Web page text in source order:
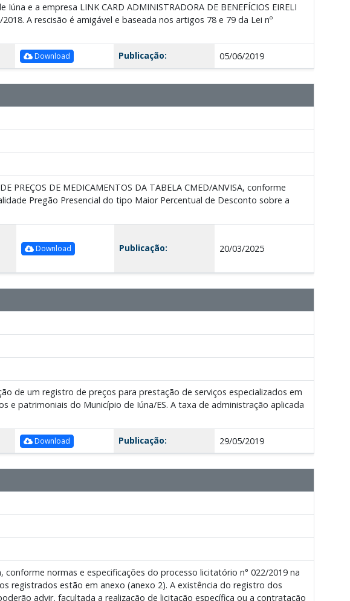
e a empresa LINK CARD ADMINISTRADORA DE BENEFÍCIOS EIRELI
A rescisão é amigável e baseada nos artigos 78 e 79 da Lei nº
Download Publicação: 05/06/2019
DE MEDICAMENTOS DA TABELA CMED/ANVISA, conforme
Pregão Presencial do tipo Maior Percentual de Desconto sobre a
Download Publicação: 20/03/2025
de um registro de preços para prestação de serviços especializados em
patrimoniais do Município de Iúna/ES. A taxa de administração aplicada
Download Publicação: 29/05/2019
normas e especificações do processo licitatório n° 022/2019 na
registrados estão em anexo (anexo 2). A existência do registro dos
advir, facultada a realização de licitação específica ou a contratação